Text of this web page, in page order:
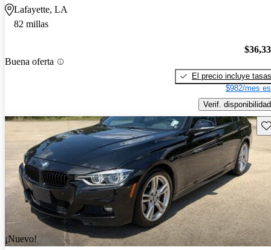
Lafayette, LA
82 millas
Buena oferta
El precio incluye tasas
$982/mes
Verif. disponibilidad
¡Nuevo!